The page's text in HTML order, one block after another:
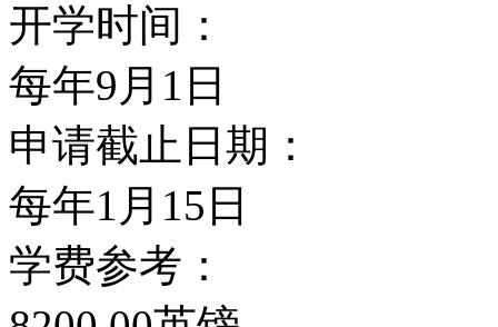
开学时间：
每年9月1日
申请截止日期：
每年1月15日
学费参考：